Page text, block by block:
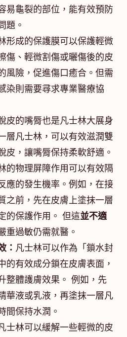
易龜裂的部位，能有效預防
題。
形成的保護膜可以保護輕微
傷、輕微割傷或曬傷後的皮
風險，促進傷口癒合。但需
染則需要尋求專業醫療協
皮的嘴脣也是凡士林大展身
層凡士林，可以有效滋潤雙
皮，讓嘴脣保持柔軟舒適。
的物理屏障作用可以有效隔
應的發生機率。例如，在接
之前，先在皮膚上塗抹一層
的保護作用。 但這並不適
重過敏仍需就醫。
： 凡士林可以作為「鎖水封
的有效成分鎖在皮膚表面，
整體護膚效果。 例如，先
華液或乳液，再塗抹一層凡
間保持水潤。
士林可以緩解一些輕微的皮